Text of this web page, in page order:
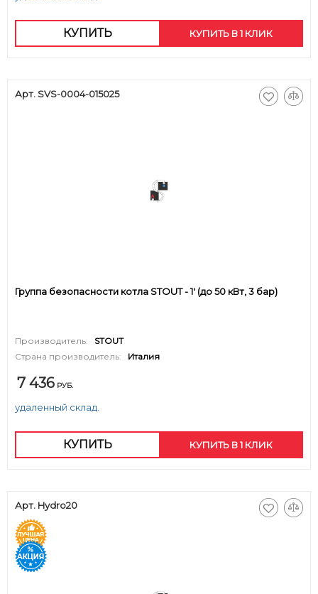
КУПИТЬ КУПИТЬ В 1 КЛИК
Арт. SVS-0004-015025
Группа безопасности котла STOUT - 1' (до 50 кВт, 3 бар)
Производитель:
STOUT
Страна производитель:
Италия
7 436 РУБ.
удаленный склад.
КУПИТЬ КУПИТЬ В 1 КЛИК
Арт. Hydro20